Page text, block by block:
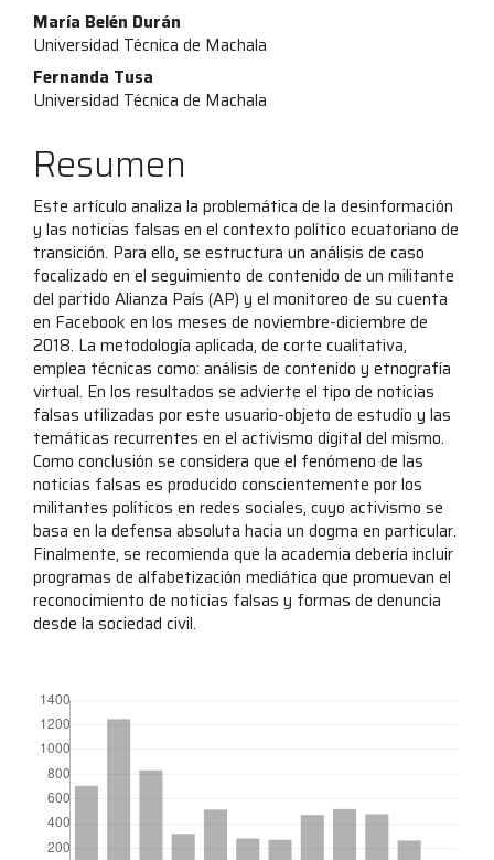
Contenido
principal
del
artículo
María Belén Durán
Universidad Técnica de Machala
Fernanda Tusa
Universidad Técnica de Machala
Resumen
Este artículo analiza la problemática de la desinformación
y las noticias falsas en el contexto político ecuatoriano de
transición. Para ello, se estructura un análisis de caso
focalizado en el seguimiento de contenido de un militante
del partido Alianza País (AP) y el monitoreo de su cuenta
en Facebook en los meses de noviembre-diciembre de
2018. La metodología aplicada, de corte cualitativa,
emplea técnicas como: análisis de contenido y etnografía
virtual. En los resultados se advierte el tipo de noticias
falsas utilizadas por este usuario-objeto de estudio y las
temáticas recurrentes en el activismo digital del mismo.
Como conclusión se considera que el fenómeno de las
noticias falsas es producido conscientemente por los
militantes políticos en redes sociales, cuyo activismo se
basa en la defensa absoluta hacia un dogma en particular.
Finalmente, se recomienda que la academia debería incluir
programas de alfabetización mediática que promuevan el
reconocimiento de noticias falsas y formas de denuncia
desde la sociedad civil.